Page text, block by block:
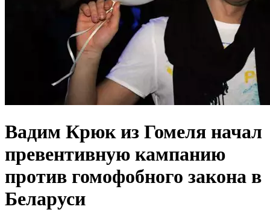
Вадим Крюк из Гомеля начал
превентивную кампанию
против гомофобного закона в
Беларуси